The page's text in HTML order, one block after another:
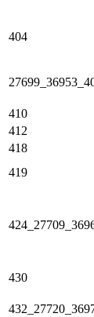
404
410
412
418
419
430